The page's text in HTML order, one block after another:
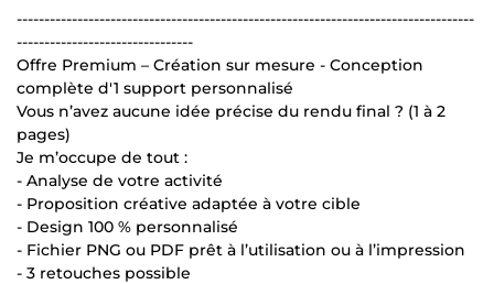
-----------------------------------------------------------------------------------
--------------------------------
Offre Premium – Création sur mesure - Conception
complète d'1 support personnalisé
Vous n’avez aucune idée précise du rendu final ? (1 à 2
pages)
Je m’occupe de tout :
- Analyse de votre activité
- Proposition créative adaptée à votre cible
- Design 100 % personnalisé
- Fichier PNG ou PDF prêt à l’utilisation ou à l’impression
- 3 retouches possible